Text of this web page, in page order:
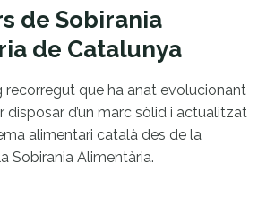
de Sobirania
de Catalunya
recorregut que ha anat evolucionant
disposar d’un marc sòlid i actualitzat
alimentari català des de la
Sobirania Alimentària.